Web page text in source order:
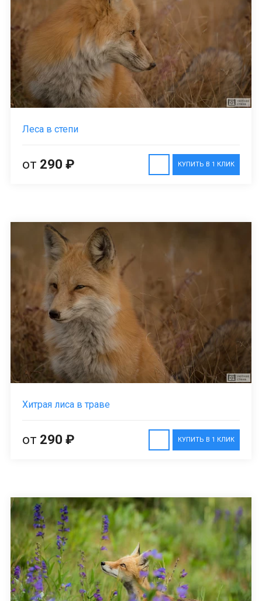
Леса в степи
КУПИТЬ В 1 КЛИК
от 290 ₽
Хитрая лиса в траве
КУПИТЬ В 1 КЛИК
от 290 ₽